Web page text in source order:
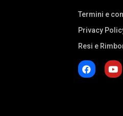
Termini e
Privacy
Resi e